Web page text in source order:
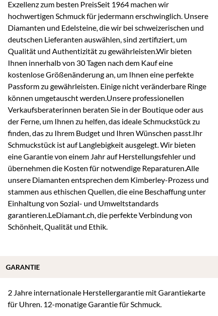
Exzellenz zum besten PreisSeit 1964 machen wir
hochwertigen Schmuck für jedermann erschwinglich. Unsere
Diamanten und Edelsteine, die wir bei schweizerischen und
deutschen Lieferanten auswählen, sind zertifiziert, um
Qualität und Authentizität zu gewährleisten.Wir bieten
Ihnen innerhalb von 30 Tagen nach dem Kauf eine
kostenlose Größenänderung an, um Ihnen eine perfekte
Passform zu gewährleisten. Einige nicht veränderbare Ringe
können umgetauscht werden.Unsere professionellen
Verkaufsberaterinnen beraten Sie in der Boutique oder aus
der Ferne, um Ihnen zu helfen, das ideale Schmuckstück zu
finden, das zu Ihrem Budget und Ihren Wünschen passt.Ihr
Schmuckstück ist auf Langlebigkeit ausgelegt. Wir bieten
eine Garantie von einem Jahr auf Herstellungsfehler und
übernehmen die Kosten für notwendige Reparaturen.Alle
unsere Diamanten entsprechen dem Kimberley-Prozess und
stammen aus ethischen Quellen, die eine Beschaffung unter
Einhaltung von Sozial- und Umweltstandards
garantieren.LeDiamant.ch, die perfekte Verbindung von
Schönheit, Qualität und Ethik.
2 Jahre internationale Herstellergarantie mit Garantiekarte
für Uhren. 12-monatige Garantie für Schmuck.
GARANTIE